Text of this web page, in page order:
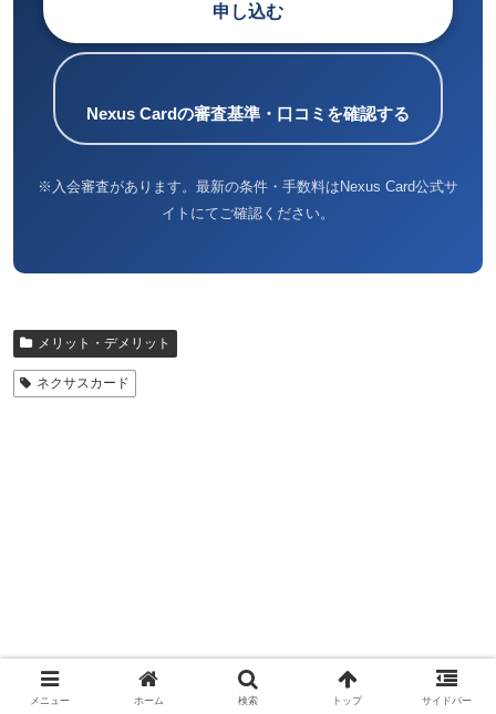
申し込む
Nexus Cardの審査基準・口コミを確認する
※入会審査があります。最新の条件・手数料はNexus Card公式サ
イトにてご確認ください。
メリット・デメリット
ネクサスカード
メニュー ホーム 検索 トップ サイドバー